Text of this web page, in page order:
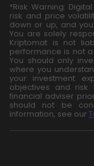
*Risk Warning:
risk and price
down or up, and
You are solely
Kriptomat is not
performance is not
You should only
where you
your investment
objectives and risk
financial adviser
should not be
information, see our